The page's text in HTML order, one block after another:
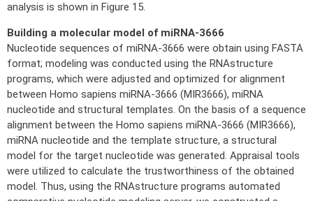
analysis is shown in Figure 15.
Building a molecular model of miRNA-3666
Nucleotide sequences of miRNA-3666 were obtain using FASTA
format; modeling was conducted using the RNAstructure
programs, which were adjusted and optimized for alignment
between Homo sapiens miRNA-3666 (MIR3666), miRNA
nucleotide and structural templates. On the basis of a sequence
alignment between the Homo sapiens miRNA-3666 (MIR3666),
miRNA nucleotide and the template structure, a structural
model for the target nucleotide was generated. Appraisal tools
were utilized to calculate the trustworthiness of the obtained
model. Thus, using the RNAstructure programs automated